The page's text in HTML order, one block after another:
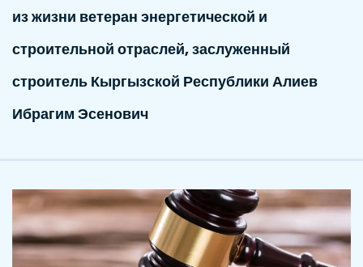
из жизни ветеран энергетической и
строительной отраслей, заслуженный
строитель Кыргызской Республики Алиев
Ибрагим Эсенович